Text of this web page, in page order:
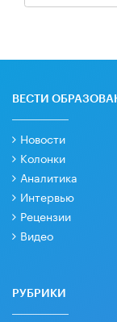
ВЕСТИ
Новости
Колонки
Аналитика
Интервью
Рецензии
Видео
РУБРИКИ